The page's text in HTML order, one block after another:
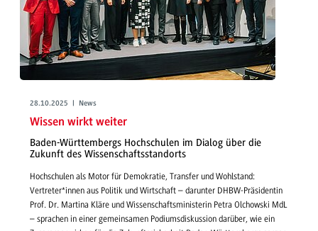
28.10.2025 | News
Wissen wirkt weiter
Baden-Württembergs Hochschulen im Dialog über die
Zukunft des Wissenschaftsstandorts
Hochschulen als Motor für Demokratie, Transfer und Wohlstand:
Vertreter*innen aus Politik und Wirtschaft – darunter DHBW-Präsidentin
Prof. Dr. Martina Kläre und Wissenschaftsministerin Petra Olchowski MdL
– sprachen in einer gemeinsamen Podiumsdiskussion darüber, wie ein